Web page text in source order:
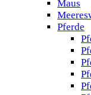
Maus
Pferde